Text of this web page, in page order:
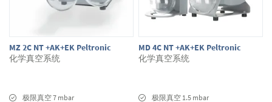
MZ 2C NT +AK+EK Peltronic
化学真空系统
极限真空 7 mbar
MD 4C NT +AK+EK Peltronic
化学真空系统
极限真空 1.5 mbar